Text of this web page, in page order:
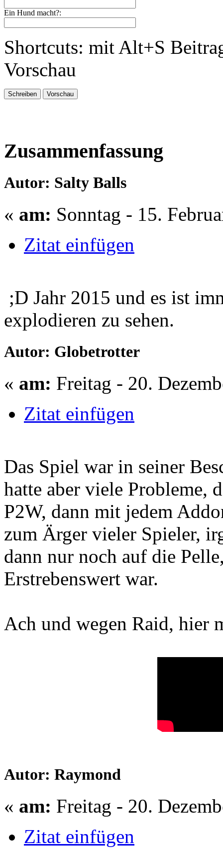
Ein Hund macht?:
Shortcuts: mit Alt+S
Vorschau
Zusammenfassung
Autor: Salty Balls
« am: Sonntag - 15.
Zitat einfügen
;D Jahr 2015 und es ist
explodieren zu sehen.
Autor: Globetrotter
« am: Freitag - 20.
Zitat einfügen
Das Spiel war in seiner
hatte aber viele Probleme,
P2W, dann mit jedem
zum Ärger vieler Spieler,
dann nur noch auf die
Erstrebenswert war.
Ach und wegen Raid, hier
Autor: Raymond
« am: Freitag - 20.
Zitat einfügen